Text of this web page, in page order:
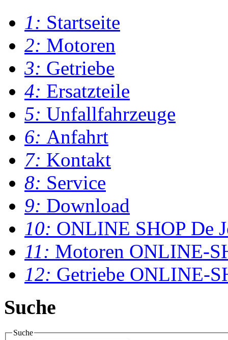
1: Startseite
2: Motoren
3: Getriebe
4: Ersatzteile
5: Unfallfahrzeuge
6: Anfahrt
7: Kontakt
8: Service
9: Download
10: ONLINE SHOP De
11: Motoren ONLINE-
12: Getriebe ONLINE-
Suche
Suche